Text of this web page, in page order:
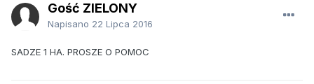
Gość ZIELONY
Napisano 22 Lipca 2016
SADZE 1 HA. PROSZE O POMOC